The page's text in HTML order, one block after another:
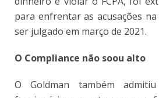
para enfrentar as acusações na
ser julgado em março de 2021.
O Compliance não soou alto
O Goldman também